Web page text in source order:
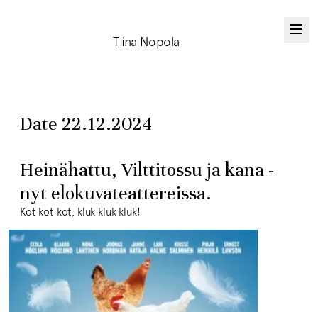
Tiina Nopola
Date 22.12.2024
Heinähattu, Vilttitossu ja kana -
nyt elokuvateattereissa.
Kot kot kot, kluk kluk kluk!